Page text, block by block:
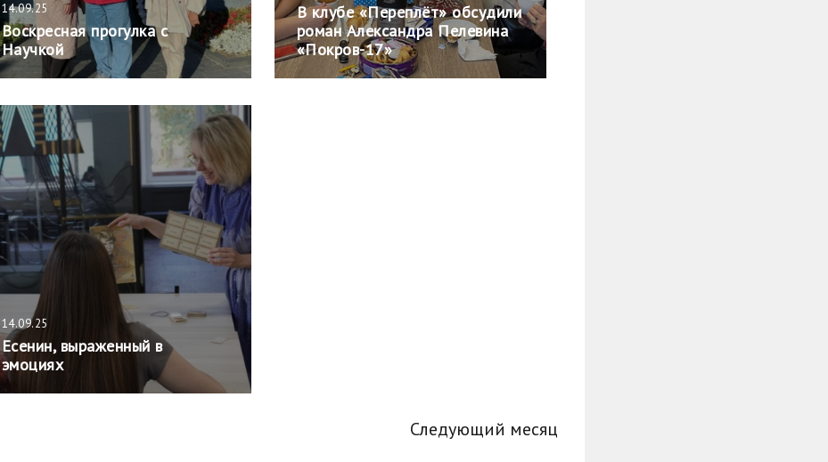
14.09.25
Воскресная прогулка с
Научкой
В клубе «Переплёт» обсудили
роман Александра Пелевина
«Покров-17»
14.09.25
Есенин, выраженный в
эмоциях
Следующий месяц